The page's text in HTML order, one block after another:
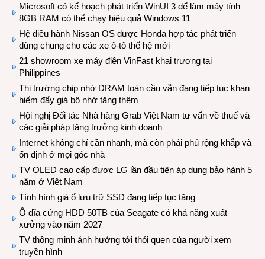
Microsoft có kế hoạch phát triển WinUI 3 để làm máy tính
8GB RAM có thể chạy hiệu quả Windows 11
Hệ điều hành Nissan OS được Honda hợp tác phát triển
dùng chung cho các xe ô-tô thế hệ mới
21 showroom xe máy điện VinFast khai trương tại
Philippines
Thị trường chip nhớ DRAM toàn cầu vẫn đang tiếp tục khan
hiếm đẩy giá bộ nhớ tăng thêm
Hội nghị Đối tác Nhà hàng Grab Việt Nam tư vấn về thuế và
các giải pháp tăng trưởng kinh doanh
Internet không chỉ cần nhanh, mà còn phải phủ rộng khắp và
ổn định ở mọi góc nhà
TV OLED cao cấp được LG lần đầu tiên áp dụng bảo hành 5
năm ở Việt Nam
Tình hình giá ổ lưu trữ SSD đang tiếp tục tăng
Ổ đĩa cứng HDD 50TB của Seagate có khả năng xuất
xưởng vào năm 2027
TV thông minh ảnh hưởng tới thói quen của người xem
truyền hình